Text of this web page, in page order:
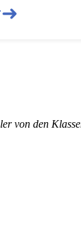
➜
von den